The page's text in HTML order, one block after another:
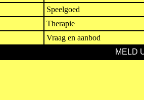
Speelgoed
Therapie
Vraag en aanbod
MELD